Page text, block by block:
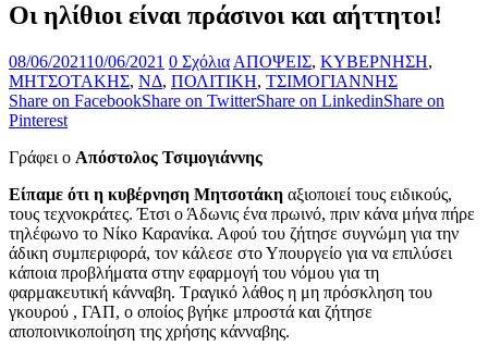
Οι ηλίθιοι είναι πράσινοι και αήττητοι!
08/06/202110/06/2021 0 Σχόλια ΑΠΟΨΕΙΣ, ΚΥΒΕΡΝΗΣΗ,
ΜΗΤΣΟΤΑΚΗΣ, ΝΔ, ΠΟΛΙΤΙΚΗ, ΤΣΙΜΟΓΙΑΝΝΗΣ
Share on FacebookShare on TwitterShare on LinkedinShare on
Pinterest
Γράφει ο Απόστολος Τσιμογιάννης
Είπαμε ότι η κυβέρνηση Μητσοτάκη αξιοποιεί τους ειδικούς,
τους τεχνοκράτες. Έτσι ο Άδωνις ένα πρωινό, πριν κάνα μήνα πήρε
τηλέφωνο το Νίκο Καρανίκα. Αφού του ζήτησε συγνώμη για την
άδικη συμπεριφορά, τον κάλεσε στο Υπουργείο για να επιλύσει
κάποια προβλήματα στην εφαρμογή του νόμου για τη
φαρμακευτική κάνναβη. Τραγικό λάθος η μη πρόσκληση του
γκουρού , ΓΑΠ, ο οποίος βγήκε μπροστά και ζήτησε
αποποινικοποίηση της χρήσης κάνναβης.